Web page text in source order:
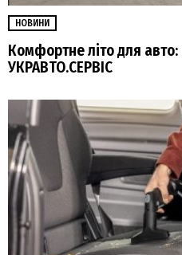
НОВИНИ
Комфортне літо для авто:
УКРАВТО.СЕРВІС